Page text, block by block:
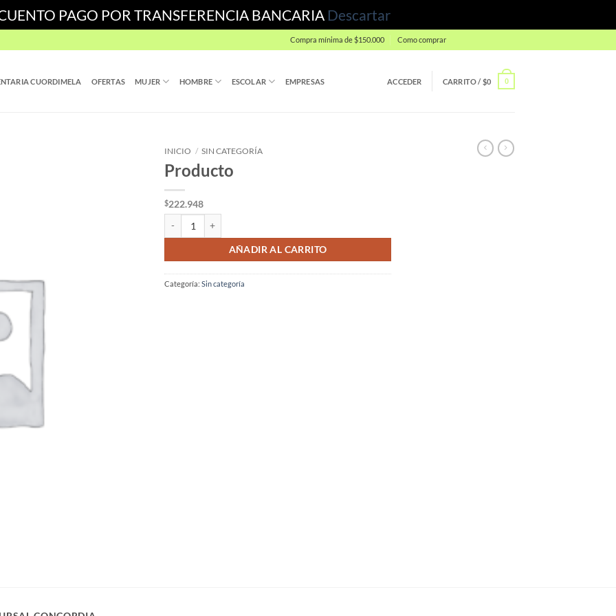
PAGO POR TRANSFERENCIA BANCARIA Descartar
Compra mínima de $150.000 Como comprar
CUORDIMELA OFERTAS MUJER HOMBRE ESCOLAR EMPRESAS ACCEDER CARRITO /$0 0
INICIO / SIN CATEGORÍA
Producto
$222.948
AÑADIR AL CARRITO
Categoría: Sin categoría